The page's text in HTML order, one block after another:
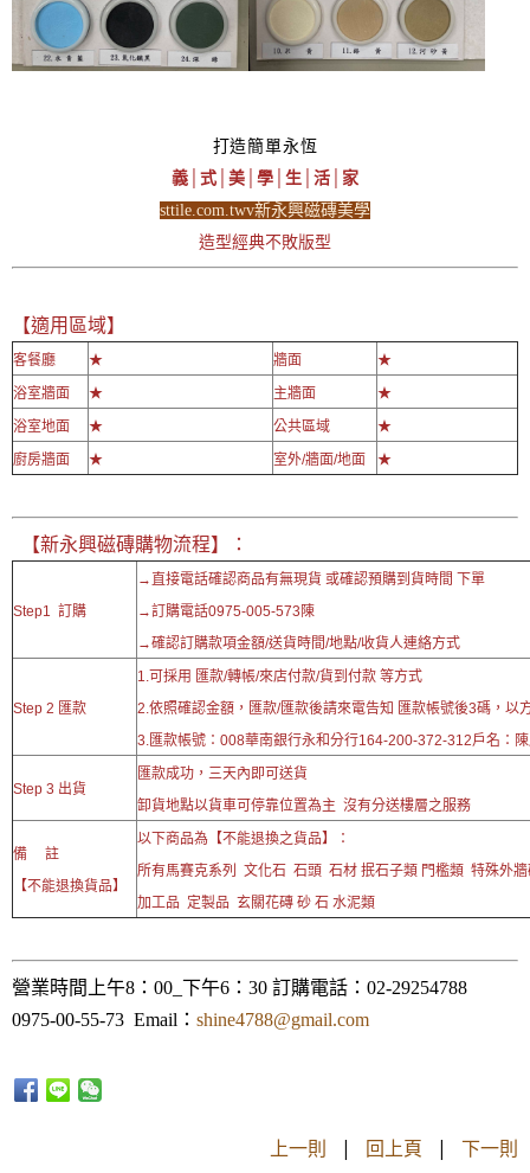
打造簡單永恆
義│式│美│學│生│活│家
sttile.com.twv新永興磁磚美學
造型經典不敗版型
【適用區域】
客餐廳 ★ 牆面
★
浴室牆面
★ 主牆面
★
浴室地面
★ 公共區域
★
廚房牆面
★ 室外/牆面/地面 ★
【新永興磁磚購物流程】：
Step1 訂購
→直接電話確認商品有無現貨 或確認預購到貨時間 下單
→訂購電話0975-005-573陳
→確認訂購款項金額/送貨時間/地點/收貨人連絡方式
Step 2 匯款
1.可採用 匯款/轉帳/來店付款/貨到付款 等方式
2.依照確認金額，匯款/匯款後請來電告知 匯款帳號後3碼，以
3.匯款帳號：008華南銀行永和分行164-200-372-312戶名：
Step 3 出貨
匯款成功，三天內即可送貨
卸貨地點以貨車可停靠位置為主 沒有分送樓層之服務
備 註
【不能退換貨品】
以下商品為【不能退換之貨品】：
所有馬賽克系列 文化石 石頭 石材 抿石子類 門檻類 特殊外
加工品 定製品 玄關花磚 砂 石 水泥類
營業時間上午8：00_下午6：30 訂購電話：02-29254788
0975-00-55-73 Email： shine4788@gmail.com
上一則 | 回上頁 | 下一則